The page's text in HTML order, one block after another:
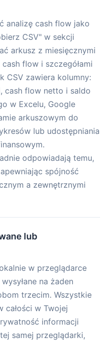
analizę cash flow jako
CSV" w sekcji
arkusz z miesięcznymi
flow i szczegółami
CSV zawiera kolumny:
cash flow netto i saldo
w Excelu, Google
arkuszowym do
lub udostępniania
odpowiadają temu,
spójność
a zewnętrznymi
lub
w przeglądarce
na żaden
trzecim. Wszystkie
całości w Twojej
informacji
samej przeglądarki,